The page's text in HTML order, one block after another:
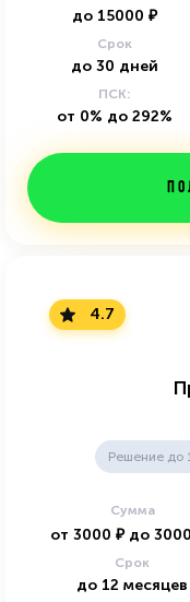
до 15000 ₽
Срок
до 30 дней
ПСК:
от 0% до 292%
4.7
Решение до
Сумма
от 3000 ₽ до
Срок
до 12 месяцев